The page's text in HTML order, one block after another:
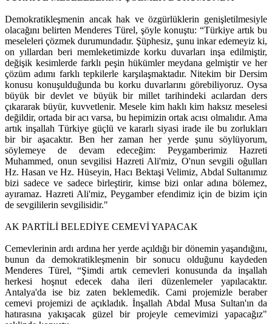
Demokratikleşmenin ancak hak ve özgürlüklerin genişletilmesiyle
olacağını belirten Menderes Türel, şöyle konuştu: “Türkiye artık bu
meseleleri çözmek durumundadır. Şüphesiz, şunu inkar edemeyiz ki,
on yıllardan beri memleketimizde korku duvarları inşa edilmiştir,
değişik kesimlerde farklı peşin hükümler meydana gelmiştir ve her
çözüm adımı farklı tepkilerle karşılaşmaktadır. Nitekim bir Dersim
konusu konuşulduğunda bu korku duvarlarını görebiliyoruz. Oysa
büyük bir devlet ve büyük bir millet tarihindeki acılardan ders
çıkararak büyür, kuvvetlenir. Mesele kim haklı kim haksız meselesi
değildir, ortada bir acı varsa, bu hepimizin ortak acısı olmalıdır. Ama
artık inşallah Türkiye güçlü ve kararlı siyasi irade ile bu zorlukları
bir bir aşacaktır. Ben her zaman her yerde şunu söylüyorum,
söylemeye de devam edeceğim: Peygamberimiz Hazreti
Muhammed, onun sevgilisi Hazreti Ali'miz, O'nun sevgili oğulları
Hz. Hasan ve Hz. Hüseyin, Hacı Bektaşi Velimiz, Abdal Sultanımız
bizi sadece ve sadece birleştirir, kimse bizi onlar adına bölemez,
ayıramaz. Hazreti Ali'miz, Peygamber efendimiz için de bizim için
de sevgililerin sevgilisidir."
AK PARTİLİ BELEDİYE CEMEVİ YAPACAK
Cemevlerinin ardı ardına her yerde açıldığı bir dönemin yaşandığını,
bunun da demokratikleşmenin bir sonucu olduğunu kaydeden
Menderes Türel, “Şimdi artık cemevleri konusunda da inşallah
herkesi hoşnut edecek daha ileri düzenlemeler yapılacaktır.
Antalya'da ise biz zaten beklemedik. Cami projemizle beraber
cemevi projemizi de açıkladık. İnşallah Abdal Musa Sultan'ın da
hatırasına yakışacak güzel bir projeyle cemevimizi yapacağız"